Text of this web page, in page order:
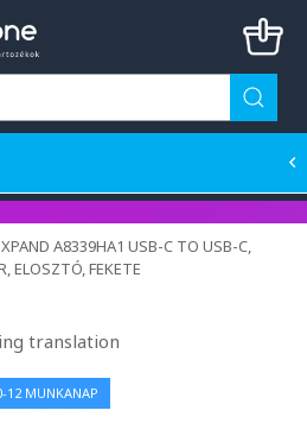
A8339HA1 USB-C TO USB-C,
ELOSZTÓ, FEKETE
translation
12 MUNKANAP